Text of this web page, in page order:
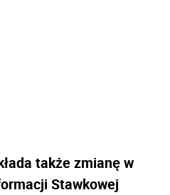
także zmianę w
Stawkowej